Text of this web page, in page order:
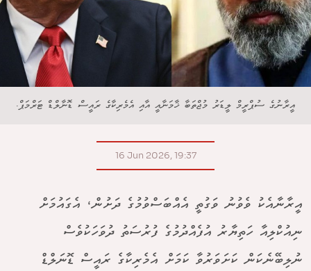
އީރާނުގެ ސުޕްރީމް ލީޑަރު މުޖްތަބާ ޚާމަނާއީ އާއި އެމެރިކާގެ ރައީސް ޑޮނާލްޑް ޓަރްމަޕް.
16 Jun 2026, 19:37
އީރާނާއެކު ވެވުނު ވަގުތީ އެއްބަސްވުމުގެ ދަށުން، އެގައުމަށް
ނިއުކްލިއާ ހަތިޔާރު އުފެއްދުމުގެ ފުރުސަތު ދުވަހަކުވެސް
ނުލިބޭނެކަން ކަށަވަރުވާ ކަމަށް އެމެރިކާގެ ރައީސް ޑޮނަލްޑް